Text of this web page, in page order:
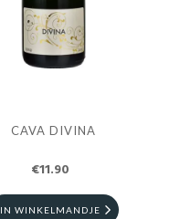
CAVA DIVINA
€11.90
IN WINKELMANDJE